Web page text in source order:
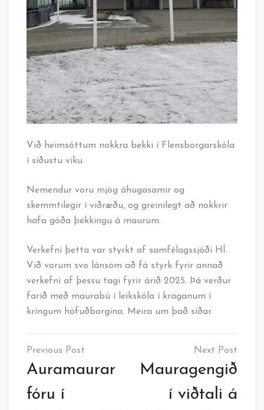
Við heimsóttum nokkra bekki í Flensborgarskóla
í síðustu viku.
Nemendur voru mjög áhugasamir og
skemmtilegir í viðræðu, og greinilegt að nokkrir
hafa góða þekkingu á maurum.
Verkefni þetta var styrkt af samfélagssjóði HÍ.
Við vorum svo lánsöm að fá styrk fyrir annað
verkefni af þessu tagi fyrir árið 2025. Þá verður
farið með maurabú í leikskóla í kraganum í
kringum höfuðborgina. Meira um það síðar.
Leiðarkerfi
færslu
Auramaurar
fóru í
Mauragengið
í viðtali á